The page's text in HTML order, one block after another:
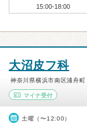
15:00-18:00
大沼皮フ科
神奈川県横浜市南区浦舟町
マイナ受付
土曜（〜12:00）